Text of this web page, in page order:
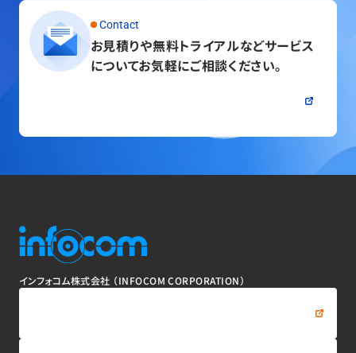
Contact
お見積りや無料トライアルなどサービス
についてお気軽にご相談ください。
インフォコム株式会社 （INFOCOM CORPORATION）